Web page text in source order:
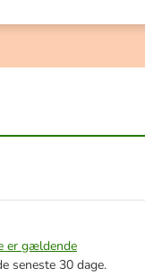
er gældende
seneste 30 dage.